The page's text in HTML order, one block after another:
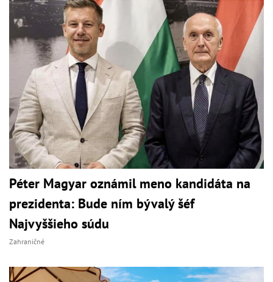
Péter Magyar oznámil meno kandidáta na
prezidenta: Bude ním bývalý šéf
Najvyššieho súdu
Zahraničné